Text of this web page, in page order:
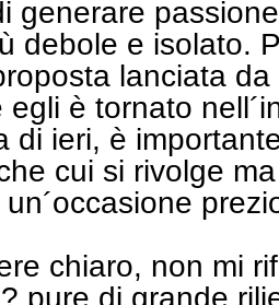
generare
debole e isolato.
lanciata
egli è tornato
di ieri, è
cui si rivolge
chiaro, non mi
pure di grande